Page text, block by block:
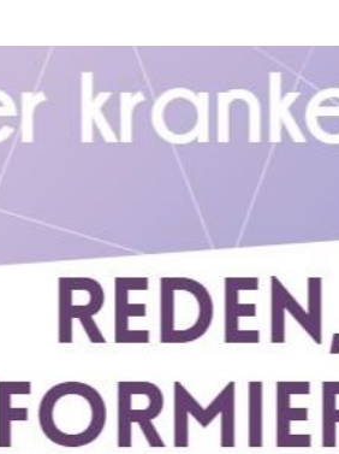
verschlüsselten, anonymen Zugang
Beratungsteam in Verbindung setzen.